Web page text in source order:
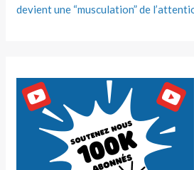
devient une “musculation” de